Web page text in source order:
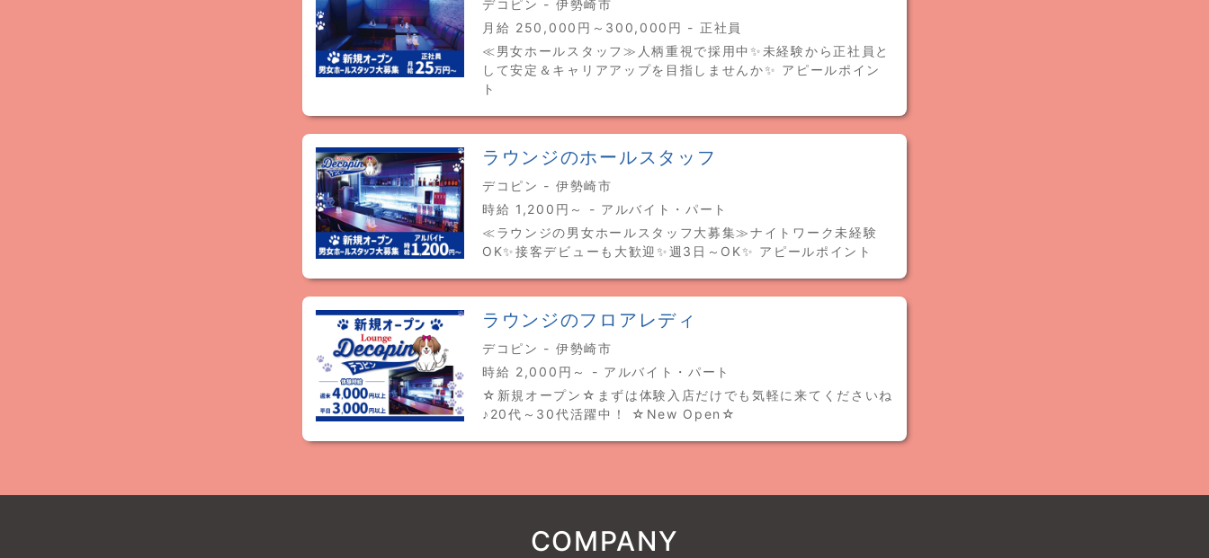
デコピン - 伊勢崎市
月給 250,000円～300,000円 - 正社員
≪男女ホールスタッフ≫人柄重視で採用中✨未経験から正社員と
して安定＆キャリアアップを目指しませんか✨ アピールポイン
ト
ラウンジのホールスタッフ
デコピン - 伊勢崎市
時給 1,200円～ - アルバイト・パート
≪ラウンジの男女ホールスタッフ大募集≫ナイトワーク未経験
OK✨接客デビューも大歓迎✨週3日～OK✨ アピールポイント
ラウンジのフロアレディ
デコピン - 伊勢崎市
時給 2,000円～ - アルバイト・パート
☆新規オープン☆まずは体験入店だけでも気軽に来てくださいね
♪20代～30代活躍中！ ☆New Open☆
COMPANY